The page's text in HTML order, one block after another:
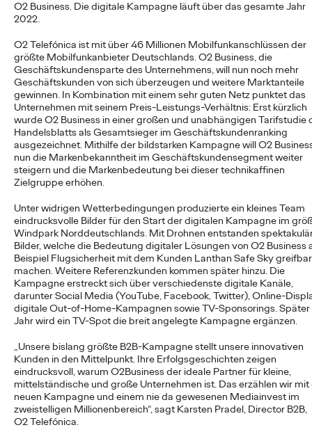
O2 Business. Die digitale Kampagne läuft über das gesamte Jahr
2022.
O2Telefónica ist mit über 46 Millionen Mobilfunkanschlüssen der
größte Mobilfunkanbieter Deutschlands. O2 Business, die
Geschäftskundensparte des Unternehmens, will nun noch mehr
Geschäftskunden von sich überzeugen und weitere Marktanteile
gewinnen. In Kombination mit einem sehr guten Netz punktet das
Unternehmen mit seinem Preis-Leistungs-Verhältnis: Erst kürzlich
wurde O2 Business in einer großen und unabhängigen Tarifstudie
Handelsblatts als Gesamtsieger im Geschäftskundenranking
ausgezeichnet. Mithilfe der bildstarken Kampagne will O2
nun die Markenbekanntheit im Geschäftskundensegment weiter
steigern und die Markenbedeutung bei dieser technikaffinen
Zielgruppe erhöhen.
Unter widrigen Wetterbedingungen produzierte ein kleines Team
eindrucksvolle Bilder für den Start der digitalen Kampagne im
Windpark Norddeutschlands. Mit Drohnen entstanden
Bilder, welche die Bedeutung digitaler Lösungen von O2 Business
Beispiel Flugsicherheit mit dem Kunden Lanthan Safe Sky greifbar
machen. Weitere Referenzkunden kommen später hinzu. Die
Kampagne erstreckt sich über verschiedenste digitale Kanäle,
darunter Social Media (YouTube, Facebook, Twitter), Online-
digitale Out-of-Home-Kampagnen sowie TV-Sponsorings. Später
Jahr wird ein TV-Spot die breit angelegte Kampagne ergänzen.
„Unsere bislang größte B2B-Kampagne stellt unsere innovativen
Kunden in den Mittelpunkt. Ihre Erfolgsgeschichten zeigen
eindrucksvoll, warum O2Business der ideale Partner für kleine,
mittelständische und große Unternehmen ist. Das erzählen wir mit
neuen Kampagne und einem nie da gewesenen Mediainvest im
zweistelligen Millionenbereich“, sagt Karsten Pradel, Director B2B,
O2Telefónica.
Bahn.
Carsten Becker 16/06/2026
In einer Zeit, in der steigende Spritpreise die Budgets vieler
Haushalte belasten, setzt die Deutsche Bahn ein klares Zeichen
für…
More→
NEWS
Von der Vision zur
Realität: Schwäbisch
Hall setzt
#MakeItReal-
Kampagne mit Ogilvy
und Social.Lab fort
Carsten Becker 15/06/2026
Nach dem erfolgreichen Auftakt im Vorjahr setzen Schwäbisch
Hall sowie die Ogilvy Group-Agenturen Ogilvy und Social.Lab
die #MakeItReal-Kampagne fort.…